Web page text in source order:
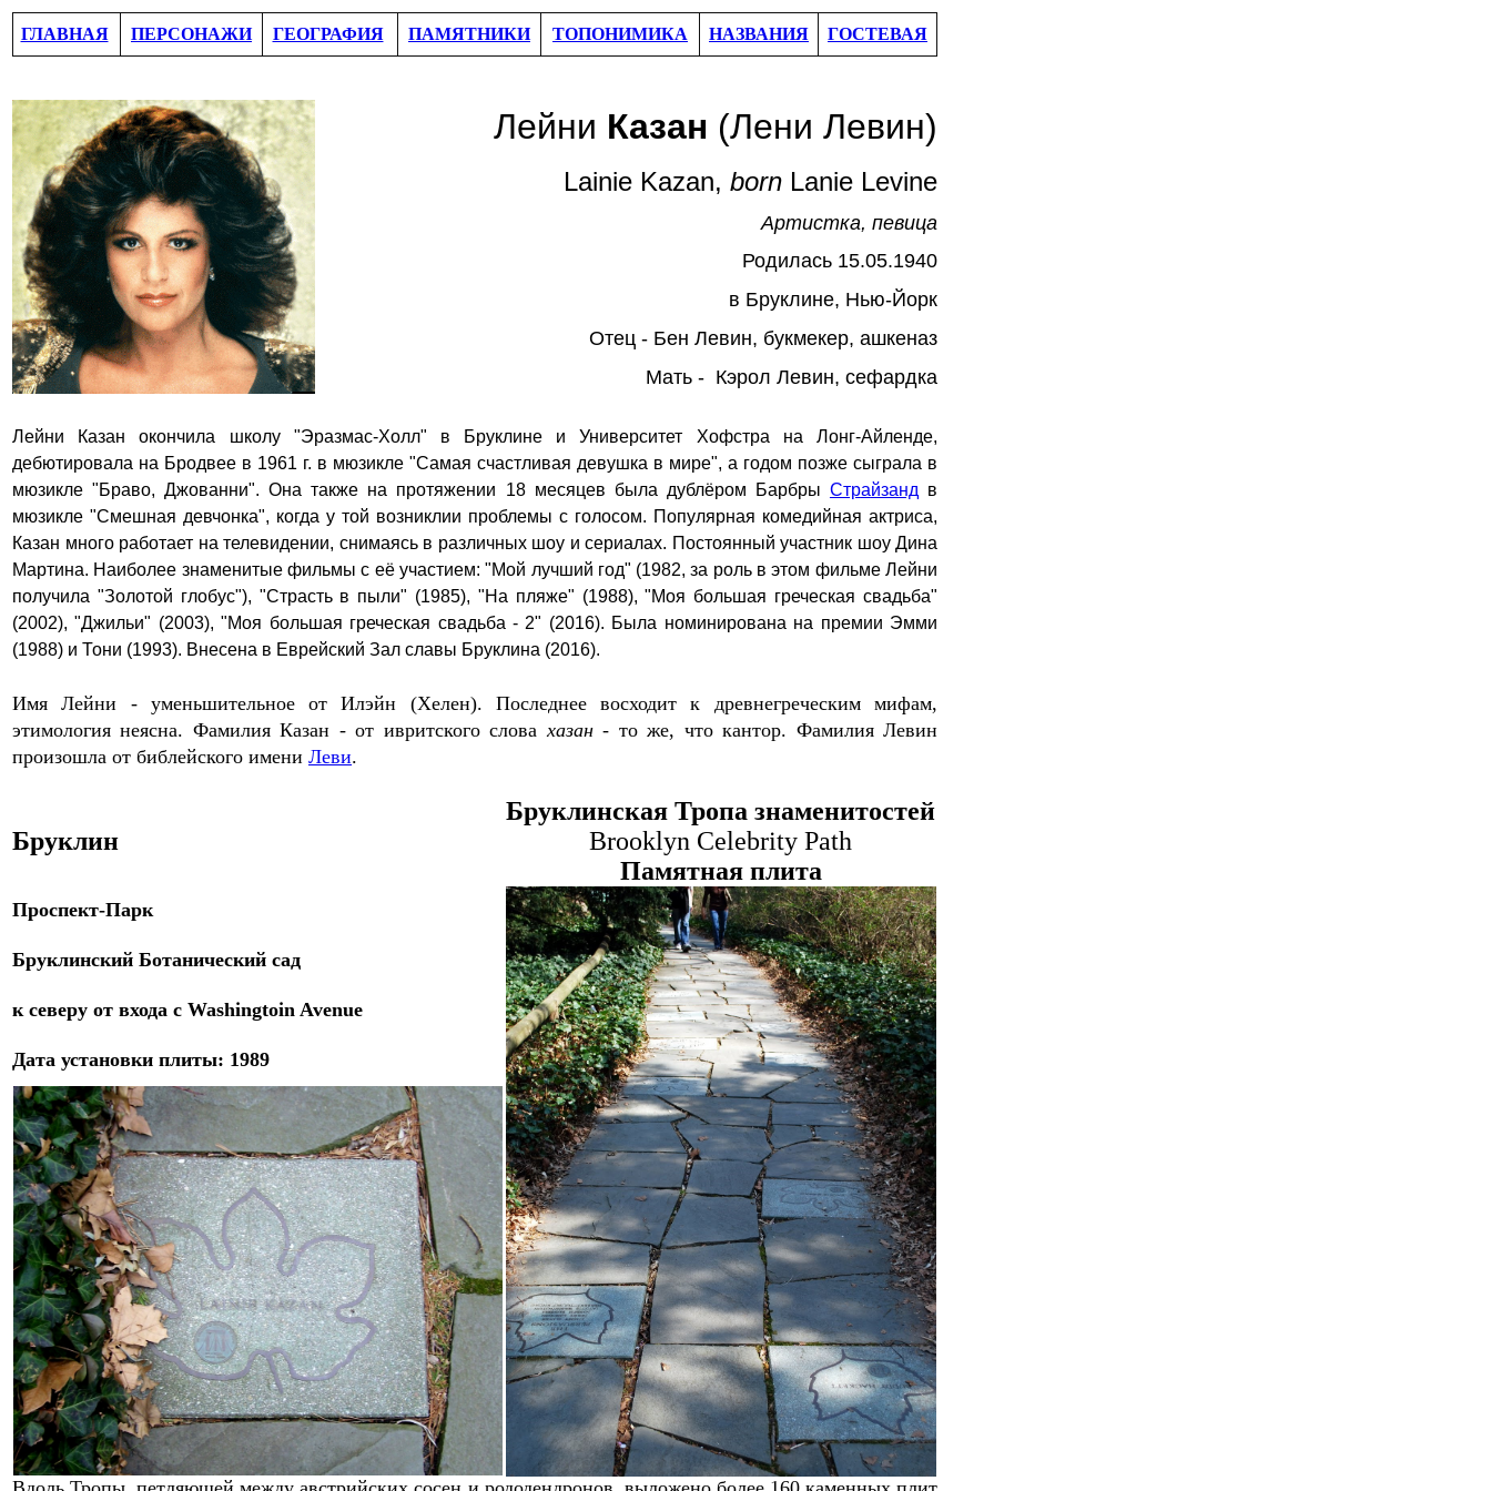
ГЛАВНАЯ ПЕРСОНАЖИ ГЕОГРАФИЯ ПАМЯТНИКИ ТОПОНИМИКА НАЗВАНИЯ ГОСТЕВАЯ
Лейни Казан (Лени Левин)
Lainie Kazan, born Lanie Levine
Артистка, певица
Родилась 15.05.1940
в Бруклине, Нью-Йорк
Отец - Бен Левин, букмекер, ашкеназ
Мать - Кэрол Левин, сефардка
Лейни Казан окончила школу "Эразмас-Холл" в Бруклине и Университет Хофстра на Лонг-Айленде,
дебютировала на Бродвее в 1961 г. в мюзикле "Самая счастливая девушка в мире", а годом позже сыграла в
мюзикле "Браво, Джованни". Она также на протяжении 18 месяцев была дублёром Барбры Страйзанд в
мюзикле "Смешная девчонка", когда у той возниклии проблемы с голосом. Популярная комедийная актриса,
Казан много работает на телевидении, снимаясь в различных шоу и сериалах. Постоянный участник шоу Дина
Мартина. Наиболее знаменитые фильмы с её участием: "Мой лучший год" (1982, за роль в этом фильме Лейни
получила "Золотой глобус"), "Страсть в пыли" (1985), "На пляже" (1988), "Моя большая греческая свадьба"
(2002), "Джильи" (2003),"Моя большая греческая свадьба - 2" (2016). Была номинирована на премии Эмми
(1988) и Тони (1993). Внесена в Еврейский Зал славы Бруклина (2016).
Имя Лейни - уменьшительное от Илэйн (Хелен). Последнее восходит к древнегреческим мифам,
этимология неясна. Фамилия Казан - от ивритского словахазан- то же, что кантор. Фамилия Левин
произошла от библейского имени Леви.
Бруклин
Бруклинская Тропа знаменитостей
Brooklyn Celebrity Path
Памятная плита
Проспект-Парк
Бруклинский Ботанический сад
к северу от входа с Washingtoin Avenue
Дата установки плиты: 1989